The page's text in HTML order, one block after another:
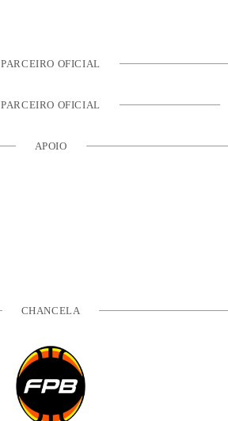
PARCEIRO OFICIAL
PARCEIRO OFICIAL
APOIO
CHANCELA